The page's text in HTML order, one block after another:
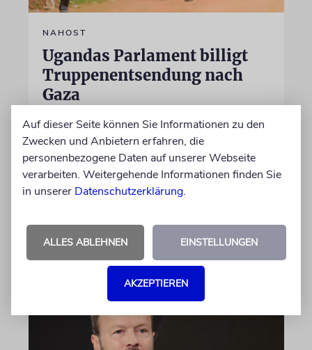
NAHOST
Ugandas Parlament billigt
Truppenentsendung nach
Gaza
Auf US-Anfrage soll sich ein Kontingent der
ugandischen Armee der geplanten
internationalen Stabilisierungstruppe
anschließen. In Afrika zählt das Land zu den
größten Truppenstellern für
07.08.2026
Auf dieser Seite können Sie Informationen zu den
Zwecken und Anbietern erfahren, die
personenbezogene Daten auf unserer Webseite
verarbeiten. Weitergehende Informationen finden Sie
in unserer Datenschutzerklärung.
ALLES ABLEHNEN EINSTELLUNGEN
AKZEPTIEREN